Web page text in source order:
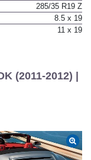
285/35 R19 Z
8.5 x 19
11 x 19
(2011-2012) |